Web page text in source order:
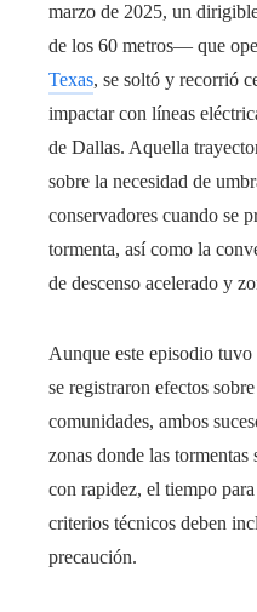
marzo de 2025, un
de los 60 metros— que
Texas, se soltó y recorrió
impactar con líneas
de Dallas. Aquella
sobre la necesidad de
conservadores cuando se
tormenta, así como la
de descenso acelerado y
Aunque este episodio
se registraron efectos
comunidades, ambos
zonas donde las tormentas
con rapidez, el tiempo
criterios técnicos deben
precaución.